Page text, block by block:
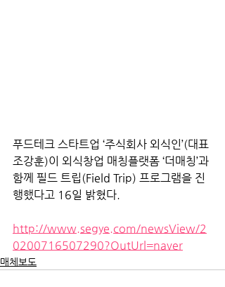
푸드테크 스타트업 ‘주식회사 외식인’(대표
조강훈)이 외식창업 매칭플랫폼 ‘더매칭’과
함께 필드 트립(Field Trip) 프로그램을 진
행했다고 16일 밝혔다.
http://www.segye.com/newsView/2
0200716507290?OutUrl=naver
매체보도